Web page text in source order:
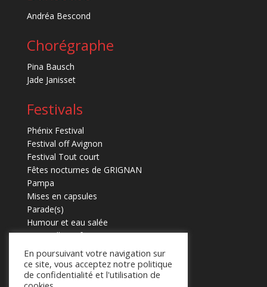
Andréa Bescond
Chorégraphe
Pina Bausch
Jade Janisset
Festivals
Phénix Festival
Festival off Avignon
Festival Tout court
Fêtes nocturnes de GRIGNAN
Pampa
Mises en capsules
Parade(s)
Humour et eau salée
Marmaille en fugues
En poursuivant votre navigation sur
ce site, vous acceptez notre politique
de confidentialité et l'utilisation de